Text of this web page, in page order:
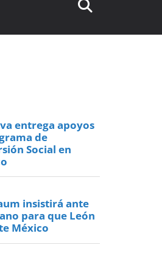
entrega apoyos
de
Social en
insistirá ante
para que León
México